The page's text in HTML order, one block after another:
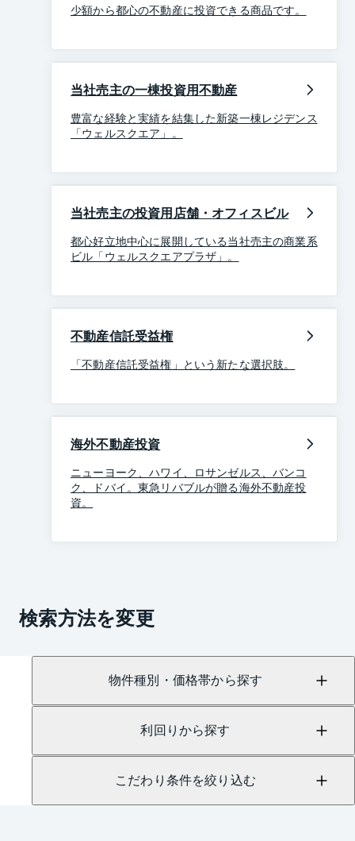
少額から都心の不動産に投資できる商品です。
当社売主の一棟投資用不動産
豊富な経験と実績を結集した新築一棟レジデンス
「ウェルスクエア」。
当社売主の投資用店舗・オフィスビル
都心好立地中心に展開している当社売主の商業系
ビル「ウェルスクエアプラザ」。
不動産信託受益権
「不動産信託受益権」という新たな選択肢。
海外不動産投資
ニューヨーク、ハワイ、ロサンゼルス、バンコ
ク、ドバイ。東急リバブルが贈る海外不動産投
資。
検索方法を変更
物件種別・価格帯から探す
利回りから探す
こだわり条件を絞り込む